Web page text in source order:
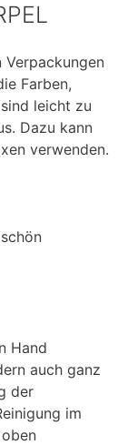
Farben,
leicht zu
Dazu kann
verwenden.
Hand
auch ganz
der
im